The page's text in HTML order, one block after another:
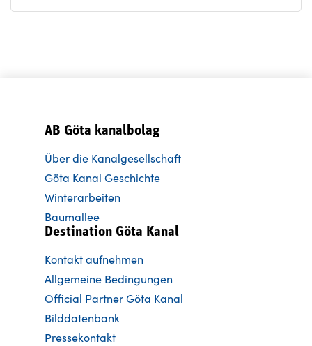
AB Göta kanalbolag
Über die Kanalgesellschaft
Göta Kanal Geschichte
Winterarbeiten
Baumallee
Destination Göta Kanal
Kontakt aufnehmen
Allgemeine Bedingungen
Official Partner Göta Kanal
Bilddatenbank
Pressekontakt